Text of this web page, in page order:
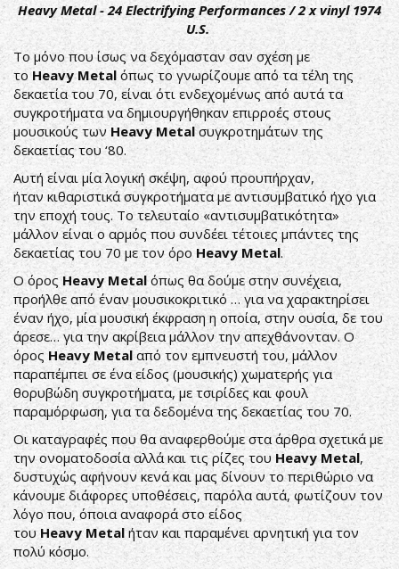
Heavy Metal - 24 Electrifying Performances / 2 x vinyl 1974
U.S.
Το μόνο που ίσως να δεχόμασταν σαν σχέση με
τοHeavy Metal όπως το γνωρίζουμε από τα τέλη της
δεκαετία του 70, είναι ότι ενδεχομένως από αυτά τα
συγκροτήματα να δημιουργήθηκαν επιρροές στους
μουσικούς τωνHeavy Metalσυγκροτημάτων της
δεκαετίας του ‘80.
Αυτή είναι μία λογική σκέψη, αφού προυπήρχαν,
ήταν κιθαριστικά συγκροτήματα με αντισυμβατικό ήχο για
την εποχή τους. Το τελευταίο «αντισυμβατικότητα»
μάλλον είναι ο αρμός που συνδέει τέτοιες μπάντες της
δεκαετίας του 70 με τον όρο Heavy Metal.
Ο όροςHeavy Metalόπως θα δούμε στην συνέχεια,
προήλθε από έναν μουσικοκριτικό … για να χαρακτηρίσει
έναν ήχο, μία μουσική έκφραση η οποία, στην ουσία, δε του
άρεσε… για την ακρίβεια μάλλον την απεχθάνονταν. Ο
όρος Ηeavy Metal από τον εμπνευστή του, μάλλον
παραπέμπει σε ένα είδος (μουσικής) χωματερής για
θορυβώδη συγκροτήματα, με τσιρίδες και φουλ
παραμόρφωση, για τα δεδομένα της δεκαετίας του 70.
Οι καταγραφές που θα αναφερθούμε στα άρθρα σχετικά με
την ονοματοδοσία αλλά και τις ρίζες του Heavy Metal,
δυστυχώς αφήνουν κενά και μας δίνουν το περιθώριο να
κάνουμε διάφορες υποθέσεις, παρόλα αυτά, φωτίζουν τον
λόγο που, όποια αναφορά στο είδος
του Heavy Metalήταν και παραμένει αρνητική για τον
πολύ κόσμο.